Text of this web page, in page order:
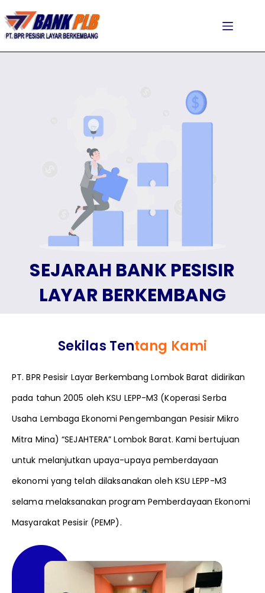
SEJARAH BANK PESISIR
LAYAR BERKEMBANG
Sekilas Tentang Kami
PT. BPR Pesisir Layar Berkembang Lombok Barat didirikan
pada tahun 2005 oleh KSU LEPP-M3 (Koperasi Serba
Usaha Lembaga Ekonomi Pengembangan Pesisir Mikro
Mitra Mina) “SEJAHTERA” Lombok Barat. Kami bertujuan
untuk melanjutkan upaya-upaya pemberdayaan
ekonomi yang telah dilaksanakan oleh KSU LEPP-M3
selama melaksanakan program Pemberdayaan Ekonomi
Masyarakat Pesisir (PEMP).